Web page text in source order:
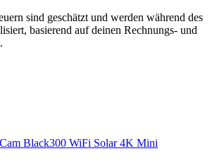
sind geschätzt und werden während des
basierend auf deinen Rechnungs- und